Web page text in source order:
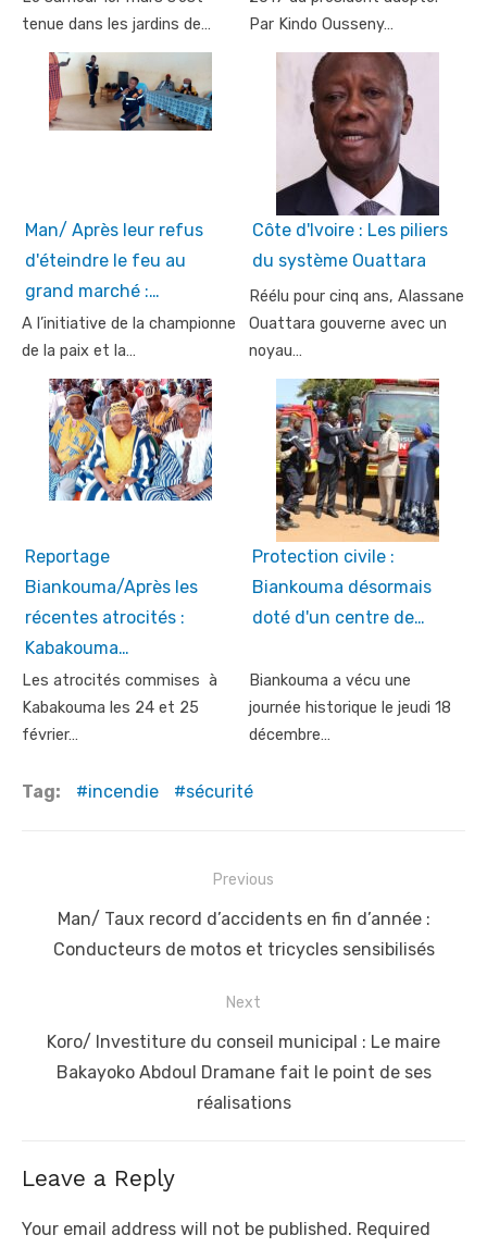
tenue dans les jardins de…
Par Kindo Ousseny…
Man/ Après leur refus
d'éteindre le feu au
grand marché :…
A l’initiative de la championne
de la paix et la…
Côte d'Ivoire : Les piliers
du système Ouattara
Réélu pour cinq ans, Alassane
Ouattara gouverne avec un
noyau…
Reportage
Biankouma/Après les
récentes atrocités :
Kabakouma…
Les atrocités commises à
Kabakouma les 24 et 25
février…
Protection civile :
Biankouma désormais
doté d'un centre de…
Biankouma a vécu une
journée historique le jeudi 18
décembre…
Tag: incendie sécurité
navigation
Previous
Previous
post:
Man/ Taux record d’accidents en fin d’année :
Conducteurs de motos et tricycles sensibilisés
Next
Next
post:
Koro/ Investiture du conseil municipal : Le maire
Bakayoko Abdoul Dramane fait le point de ses
réalisations
Leave a Reply
Your email address will not be published. Required